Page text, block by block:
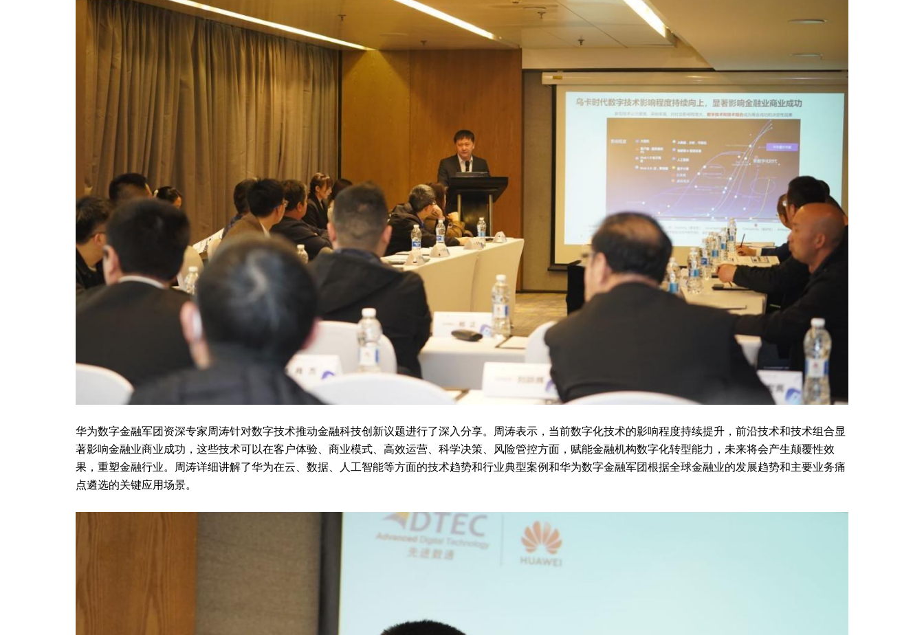
华为数字金融军团资深专家周涛针对数字技术推动金融科技创新议题进行了深入分享。周涛表示，当前数字化技术的影响程度持续提升，前沿技术和技术组合显
著影响金融业商业成功，这些技术可以在客户体验、商业模式、高效运营、科学决策、风险管控方面，赋能金融机构数字化转型能力，未来将会产生颠覆性效
果，重塑金融行业。周涛详细讲解了华为在云、数据、人工智能等方面的技术趋势和行业典型案例和华为数字金融军团根据全球金融业的发展趋势和主要业务痛
点遴选的关键应用场景。